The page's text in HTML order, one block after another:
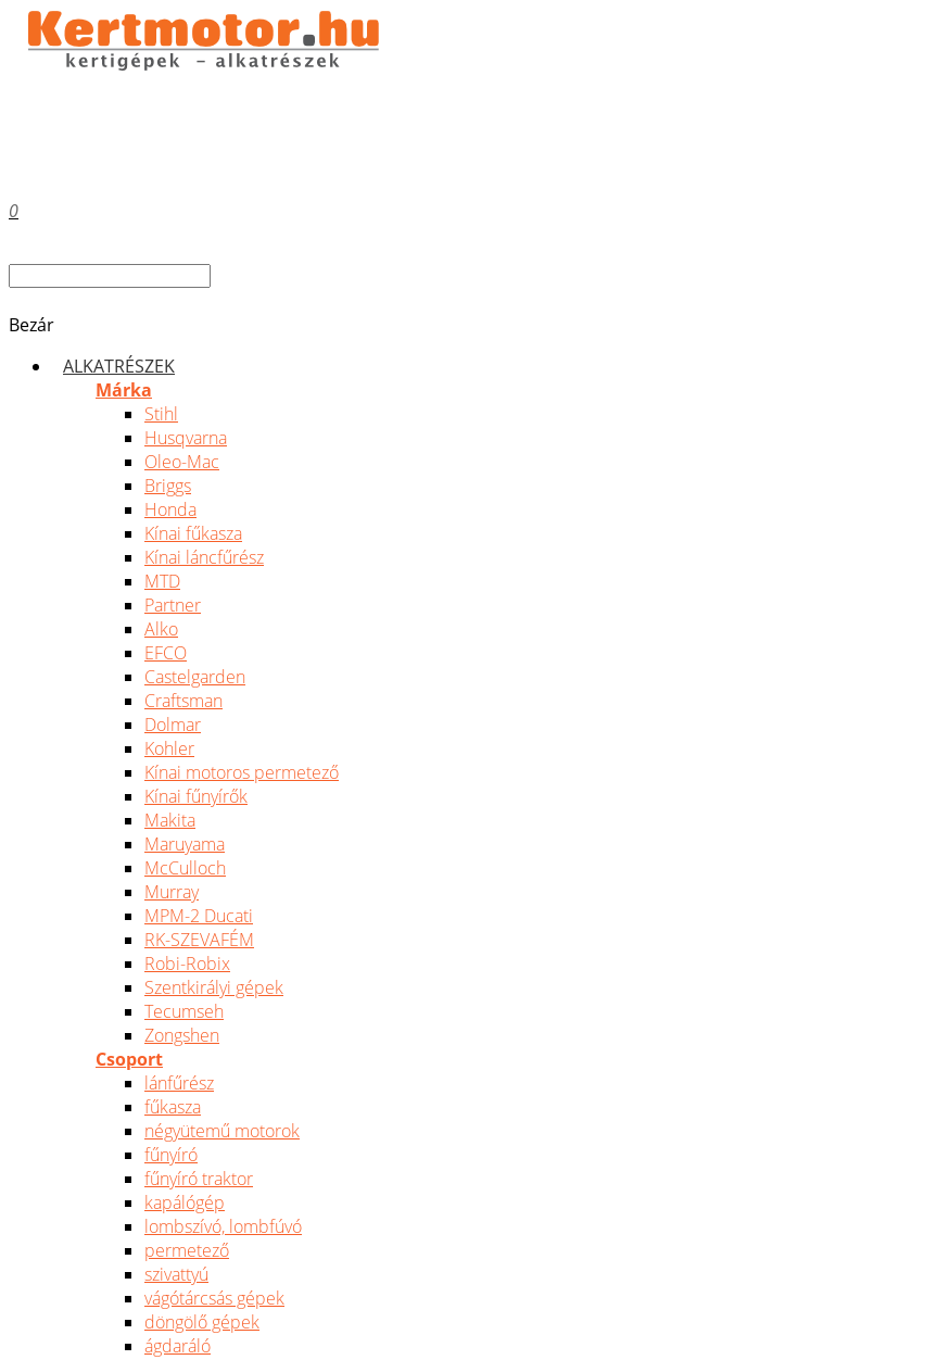
0
Bezár
ALKATRÉSZEK
Márka
Stihl
Husqvarna
Oleo-Mac
Briggs
Honda
Kínai fűkasza
Kínai láncfűrész
MTD
Partner
Alko
EFCO
Castelgarden
Craftsman
Dolmar
Kohler
Kínai motoros permetező
Kínai fűnyírők
Makita
Maruyama
McCulloch
Murray
MPM-2 Ducati
RK-SZEVAFÉM
Robi-Robix
Szentkirályi gépek
Tecumseh
Zongshen
Csoport
lánfűrész
fűkasza
négyütemű motorok
fűnyíró
fűnyíró traktor
kapálógép
lombszívó, lombfúvó
permetező
szivattyú
vágótárcsás gépek
döngölő gépek
ágdaráló